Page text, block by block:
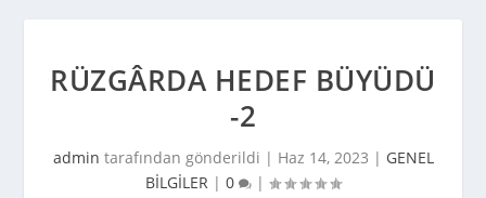
RÜZGÂRDA HEDEF BÜYÜDÜ
-2
admin tarafından gönderildi | Haz 14, 2023 | GENEL
BİLGİLER | 0 |